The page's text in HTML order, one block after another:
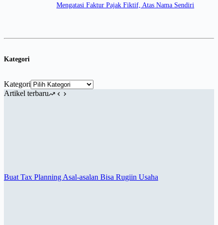
Mengatasi Faktur Pajak Fiktif, Atas Nama Sendiri
Kategori
Kategori
Artikel terbaru
Buat Tax Planning Asal-asalan Bisa Rugiin Usaha